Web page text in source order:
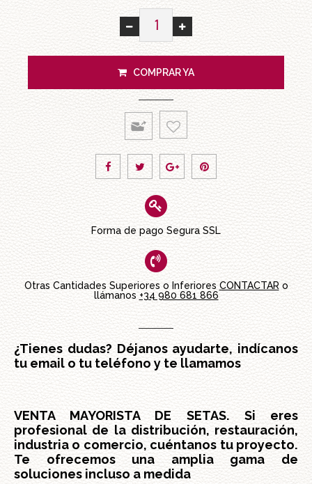
COMPRAR YA
Forma de pago Segura SSL
Otras Cantidades Superiores o InferioresCONTACTARo
llámanos+34 980 681 866
¿Tienes dudas? Déjanos ayudarte, indícanos
tu email o tu teléfono y te llamamos
VENTA MAYORISTA DE SETAS. Si eres
profesional de la distribución, restauración,
industria o comercio, cuéntanos tu proyecto.
Te ofrecemos una amplia gama de
soluciones incluso a medida